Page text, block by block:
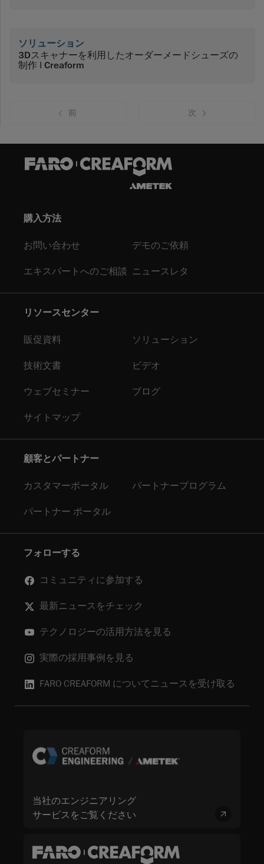
ソリューション
3Dスキャナーを利用したオーダーメードシューズの
制作 | Creaform
前 次
購入方法
お問い合わせ デモのご依頼
エキスパートへのご相談 ニュースレタ
リソースセンター
販促資料 ソリューション
技術文書 ビデオ
ウェブセミナー ブログ
サイトマップ
顧客とパートナー
カスタマーポータル パートナープログラム
パートナー ポータル
フォローする
コミュニティに参加する
最新ニュースをチェック
テクノロジーの活用方法を見る
実際の採用事例を見る
FARO CREAFORM についてニュースを受け取る
当社のエンジニアリング
サービスをご覧ください